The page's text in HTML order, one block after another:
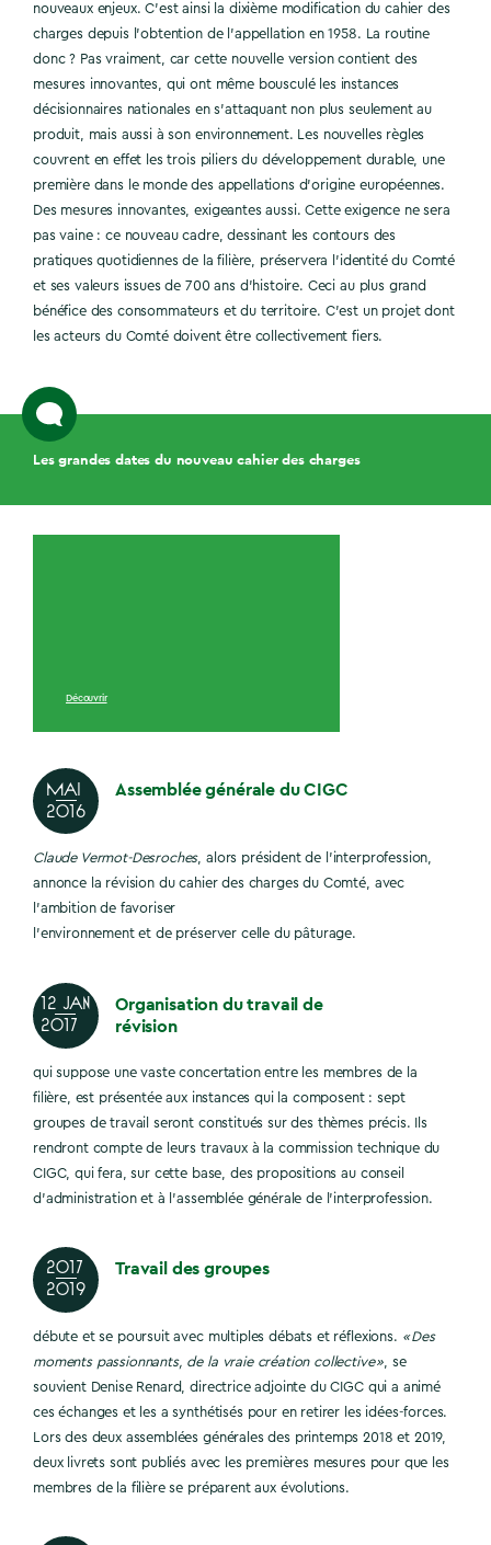
nouveaux enjeux. C’est ainsi la dixième modification du cahier des
charges depuis l’obtention de l’appellation en 1958. La routine
donc ? Pas vraiment, car cette nouvelle version contient des
mesures innovantes, qui ont même bousculé les instances
décisionnaires nationales en s’attaquant non plus seulement au
produit, mais aussi à son environnement. Les nouvelles règles
couvrent en effet les trois piliers du développement durable, une
première dans le monde des appellations d’origine européennes.
Des mesures innovantes, exigeantes aussi. Cette exigence ne sera
pas vaine : ce nouveau cadre, dessinant les contours des
pratiques quotidiennes de la filière, préservera l’identité du Comté
et ses valeurs issues de 700 ans d’histoire. Ceci au plus grand
bénéfice des consommateurs et du territoire. C’est un projet dont
les acteurs du Comté doivent être collectivement fiers.
Les grandes dates du nouveau cahier des charges
Découvrir
MAI
2016
Assemblée générale du CIGC
Claude Vermot-Desroches, alors président de l’interprofession,
annonce la révision du cahier des charges du Comté, avec
l’ambition de favoriser
l’environnement et de préserver celle du pâturage.
12 jan
2017
Organisation du travail de
révision
quisuppose une vaste concertation entre les membres de la
filière, est présentée aux instances qui la composent : sept
groupes de travail seront constitués sur des thèmes précis. Ils
rendront compte de leurs travaux à la commission technique du
CIGC, qui fera, sur cette base, des propositions au conseil
d’administration et à l’assemblée générale de l’interprofession.
2017
2019
Travail des groupes
débute et se poursuit avec multiples débats et réflexions. « Des
moments passionnants, de la vraie création collective » , se
souvient Denise Renard, directrice adjointe du CIGC qui a animé
ces échanges et les a synthétisés pour en retirer les idées-forces.
Lors des deux assemblées générales des printemps 2018 et 2019,
deux livrets sont publiés avec les premières mesures pour que les
membres de la filièrese préparent aux évolutions.